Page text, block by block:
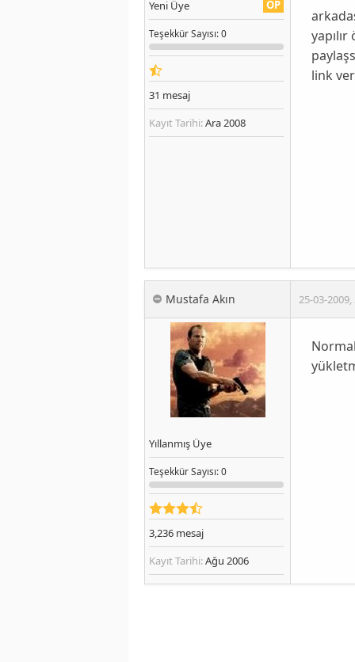
OP
Yeni Üye
TeşekkürSayısı: 0
31 mesaj
Kayıt Tarihi:Ara 2008
link
Mustafa Akın 25-03-2009,
Yıllanmış Üye
TeşekkürSayısı: 0
3,236 mesaj
Kayıt Tarihi:Ağu 2006